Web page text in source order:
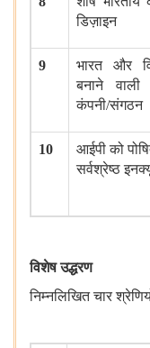
डिज़ाइन
9
भारत और
बनाने वाली
कंपनी/संगठन
10
आईपी ​​को
सर्वश्रेष्ठ
विशेष उद्धरण
निम्नलिखित चार